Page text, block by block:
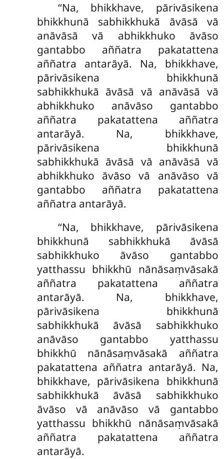
‘‘Na, bhikkhave, pārivāsikena
bhikkhunā sabhikkhukā āvāsā vā
anāvāsā vā abhikkhuko āvāso
gantabbo aññatra pakatattena
aññatra antarāyā. Na, bhikkhave,
pārivāsikena bhikkhunā
sabhikkhukā āvāsā vā anāvāsā vā
abhikkhuko anāvāso gantabbo
aññatra pakatattena aññatra
antarāyā. Na, bhikkhave,
pārivāsikena bhikkhunā
sabhikkhukā āvāsā vā anāvāsā vā
abhikkhuko āvāso vā anāvāso vā
gantabbo aññatra pakatattena
aññatra antarāyā.
‘‘Na, bhikkhave, pārivāsikena
bhikkhunā sabhikkhukā āvāsā
sabhikkhuko āvāso gantabbo
yatthassu bhikkhū nānāsaṃvāsakā
aññatra pakatattena aññatra
antarāyā. Na, bhikkhave,
pārivāsikena bhikkhunā
sabhikkhukā āvāsā sabhikkhuko
anāvāso gantabbo yatthassu
bhikkhū nānāsaṃvāsakā aññatra
pakatattena aññatra antarāyā. Na,
bhikkhave, pārivāsikena bhikkhunā
sabhikkhukā āvāsā sabhikkhuko
āvāso vā anāvāso vā gantabbo
yatthassu bhikkhū nānāsaṃvāsakā
aññatra pakatattena aññatra
antarāyā.